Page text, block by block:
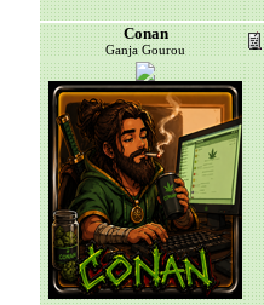
Conan
Ganja Gourou